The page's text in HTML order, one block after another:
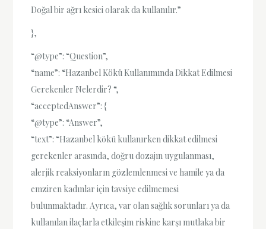
Doğal bir ağrı kesici olarak da kullanılır.”
},
“@type”: “Question”,
“name”: “Hazanbel Kökü Kullanımında Dikkat Edilmesi
Gerekenler Nelerdir? “,
“acceptedAnswer”: {
“@type”: “Answer”,
“text”: “Hazanbel kökü kullanırken dikkat edilmesi
gerekenler arasında, doğru dozajın uygulanması,
alerjik reaksiyonların gözlemlenmesi ve hamile ya da
emziren kadınlar için tavsiye edilmemesi
bulunmaktadır. Ayrıca, var olan sağlık sorunları ya da
kullanılan ilaçlarla etkileşim riskine karşı mutlaka bir